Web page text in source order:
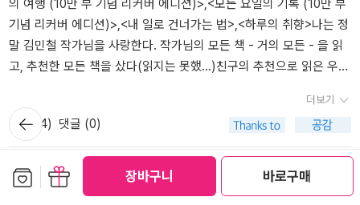
장바구니 바로구매
삶'을 구입했다.언젠가 다시 가고픈 그곳 파리...​에펠탑루브르박물관
베르사이유궁전몽마르트언덕상제리제 거리한 밤의 유람선...​스치듯
지나온 거리 풍경을 추억하며가보지못한 지베르니와 몽쉘미셀 그리
고 세익스피어 앤드 컴퍼니마지막으로 사고 싶은 거 진짜 많을 문구
점을 그려본다.​하루도 바쁘지 않은 날이 없었던 저자가파리의 골목을
산책하며 좋아하는 치즈와 빵을 사는 이야기에또 오랜친구와 유일한
입사동기와 함께한 시간들이부러움으로 다가온다.​왜 나도 파리였는
지 모르겠다.할수만 있다면 한달살기를 하며 미술관을 가고 또 가고
(?)바게트를 사고 야외카페에서 커피를 마시며책방과 문구점을 기웃
거리는 상상을 수없이 했던 것 같다.​셀렌디온이 부르는 '사랑의 찬
모든 것이 기억이고 기억을 찾아내는 과정이라는 것에 할 말을 잃는
다. 경외감이라는 것이 바로 이런 것이 아닐까. 제발트의 <현기증. 감
정들>은 처음이라 뭐지 싶었는데 이 책은 아주 천천히 읽었지만 강하
게 기억으로 남을 것 같다. 집중해서 읽어야만 하는 책이 주는 즐거
된다. 지나치게 평범한 극적인 사건이랄 것도 없는 사람의 일상을 찬
찬히 들여다보고 인물의 감정변화를, 나의 감정변화를 느끼는데 기꺼
이 시간을 할애하는 일이 소설이 아닐까.. 박연준의 에세이에서 처럼
훌륭한 삶을 살기 위해서가 아니라 깊이 있는 삶을 살기 위해서 소설
을 읽는 다는 말, 옳다구나!라는 생각이 든다. <여름의 끝>의 원제는
렇게 파리에 가서 간단하게 주문을 할 수도 있었고 또 상점에 들어가
어떤걸 추천하냐 물을 수도 있었지만, 그러나 상대의 대답을 해석하
는 건 하지 못했다고 했다. 아마 나 역시도 그랬을 것이다. 내가 주문
했던 것 이외의 다른 말을 상대가 해왔다면 아마 알아듣지 못해 당황
로? 였기에 내가 알아듣고 노 주케로, 라고 할 수 있었지, 만약 그가
소금이 필요하냐고 물었다면 나는 그 사람이 하는 말을 전혀 알아듣
지 못했을 것이다. 하필, 설탕이어서 가능했다.김민철에게 파리는 꿈
꾸는 도시였기 때문에 그런 김민철의 걸음걸음이 닿는 파리를 같이
보면서 아름다움을 느낄 수 있었다. 내가 꿈꾸는 도시에 파리는 없었
의 여행 (10만 부 기념 리커버 에디션)>,<모든 요일의 기록 (10만 부
기념 리커버 에디션)>,<내 일로 건너가는 법>,<하루의 취향>나는 정
말 김민철 작가님을 사랑한다. 작가님의 모든 책 - 거의 모든 - 을 읽
고, 추천한 모든 책을 샀다(읽지는 못했...)친구의 추천으로 읽은 우리
덕후로써 쓰신 치즈: 치즈맛이 나니까 치즈맛이 난다고 했을 뿐인데
까지 읽으면서 작가님의 문장이 마음 속에서 나를 웃기기도 울리기도
울렁대게 하기도 했다. 그리고 나는 거의 모든 편에서 남편에게 이거
봐이거봐 너무 좋지 너무 멋있지! 를 외친 우리는 우리를 잊지 못하고
와 내 일로 건너가는 법을 만나고...팬심에 팬심을 더해서 작가님의 책
더보기
공감 ( 4) 댓글 (0)
알로하 2024-09-23
뒤로가
기